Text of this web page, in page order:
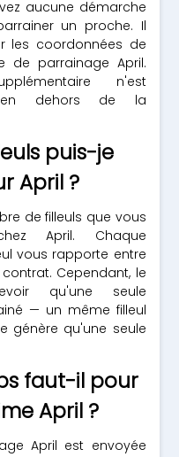
aucune démarche
un proche. Il
les coordonnées de
de parrainage April.
n'est
dehors de la
puis-je
April ?
de filleuls que vous
April. Chaque
vous rapporte entre
Cependant, le
qu'une seule
— un même filleul
génère qu'une seule
faut-il pour
April ?
April est envoyée